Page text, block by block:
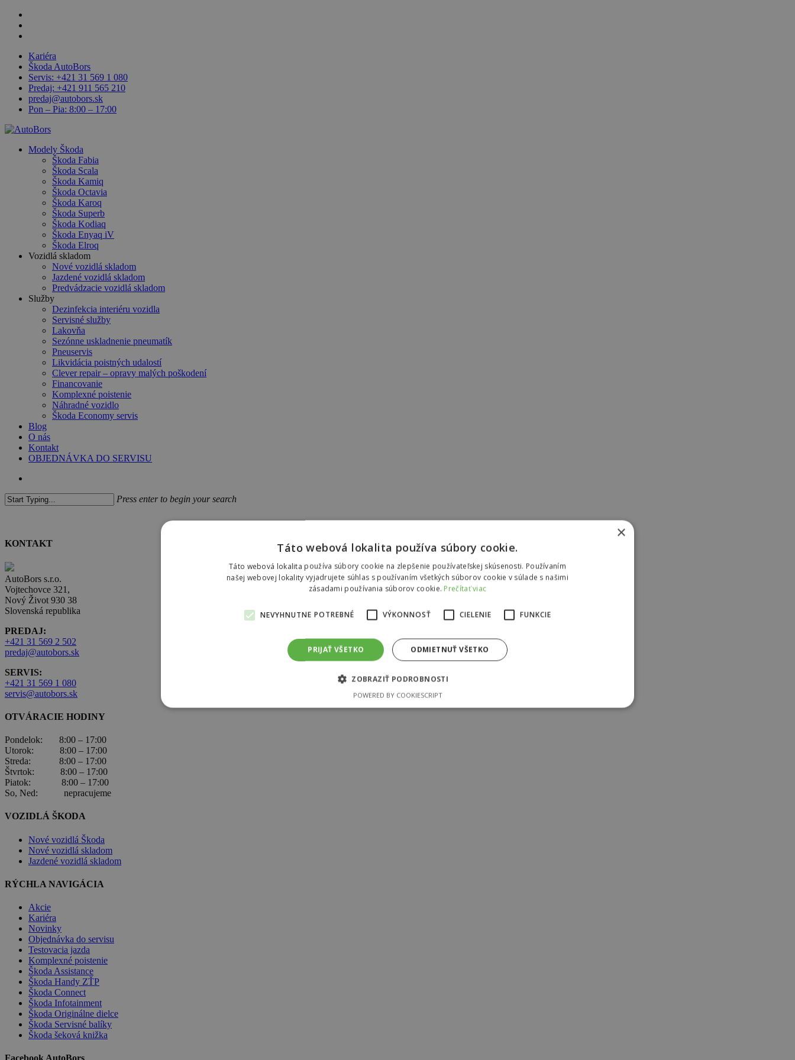
Skip
main
Kariéra
Škoda AutoBors
Servis: +421 31 569 1 080
Predaj: +421 911 565 210
predaj@autobors.sk
Pon – Pia: 8:00 – 17:00
search
Menu
Modely Škoda
Škoda Fabia
Škoda Scala
Škoda Kamiq
Škoda Octavia
Škoda Karoq
Škoda Superb
Škoda Kodiaq
Škoda Enyaq iV
Škoda Elroq
Vozidlá skladom
Nové vozidlá skladom
Jazdené vozidlá skladom
Predvádzacie vozidlá skladom
Služby
Dezinfekcia interiéru vozidla
Servisné služby
Lakovňa
Sezónne uskladnenie pneumatík
Pneuservis
Likvidácia poistných udalostí
Clever repair – opravy malých poškodení
Financovanie
Komplexné poistenie
Náhradné vozidlo
Škoda Economy servis
Blog
O nás
Kontakt
OBJEDNÁVKA DO SERVISU
Press enter to begin your search
KONTAKT
AutoBors s.r.o.
Vojtechovce 321,
Nový Život 930 38
Slovenská republika
PREDAJ:
+421 31 569 2 502
predaj@autobors.sk
SERVIS:
+421 31 569 1 080
servis@autobors.sk
OTVÁRACIE HODINY
Pondelok: 8:00 – 17:00
Utorok: 8:00 – 17:00
Streda: 8:00 – 17:00
Štvrtok: 8:00 – 17:00
Piatok: 8:00 – 17:00
So, Ned: nepracujeme
VOZIDLÁ ŠKODA
Nové vozidlá Škoda
Nové vozidlá skladom
Jazdené vozidlá skladom
RÝCHLA NAVIGÁCIA
Akcie
Kariéra
Novinky
Objednávka do servisu
Testovacia jazda
Komplexné poistenie
Škoda Assistance
Škoda Handy ZŤP
Škoda Connect
Škoda Infotainment
Škoda Originálne dielce
Škoda Servisné balíky
Škoda šeková knižka
×
Táto webová lokalita používa súbory cookie.
Táto webová lokalita používa súbory cookie na zlepšenie používateľskej skúsenosti. Používaním
našej webovej lokality vyjadrujete súhlas s používaním všetkých súborov cookie v súlade s našimi
zásadami používania súborov cookie. Prečítať viac
NEVYHNUTNE POTREBNÉ VÝKONNOSŤ CIELENIE FUNKCIE
PRIJAŤ VŠETKO ODMIETNUŤ VŠETKO
ZOBRAZIŤ PODROBNOSTI
POWERED BY COOKIESCRIPT